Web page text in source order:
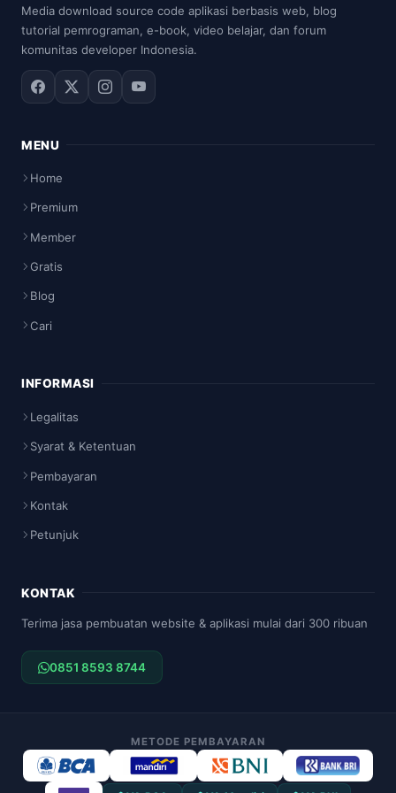
Media download source code aplikasi berbasis web, blog
tutorial pemrograman, e-book, video belajar, dan forum
komunitas developer Indonesia.
MENU
Home
Premium
Member
Gratis
Blog
Cari
INFORMASI
Legalitas
Syarat & Ketentuan
Pembayaran
Kontak
Petunjuk
KONTAK
Terima jasa pembuatan website & aplikasi mulai dari 300 ribuan
0851 8593 8744
METODE PEMBAYARAN